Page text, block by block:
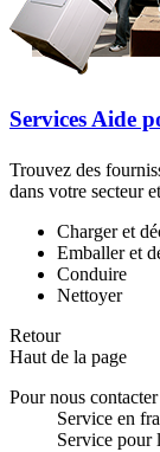
Services Aide
Trouvez des
dans votre secteur
Charger et
Emballer et
Conduire
Nettoyer
Retour
Haut de la page
Pour nous contacter
Service en
Service